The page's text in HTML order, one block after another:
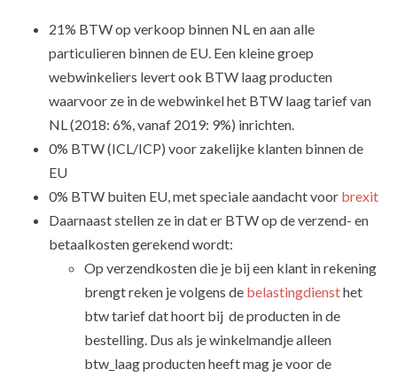
21% BTW op verkoop binnen NL en aan alle
particulieren binnen de EU. Een kleine groep
webwinkeliers levert ook BTW laag producten
waarvoor ze in de webwinkel het BTW laag tarief van
NL (2018: 6%, vanaf 2019: 9%) inrichten.
0% BTW (ICL/ICP) voor zakelijke klanten binnen de
EU
0% BTW buiten EU, met speciale aandacht voor brexit
Daarnaast stellen ze in dat er BTW op de verzend- en
betaalkosten gerekend wordt:
Op verzendkosten die je bij een klant in rekening
brengt reken je volgens de belastingdiensthet
btw tarief dat hoort bij de producten in de
bestelling. Dus als je winkelmandje alleen
btw_laag producten heeft mag je voor de